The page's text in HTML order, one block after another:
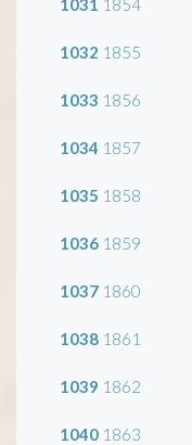
1032 1855
1033 1856
1034 1857
1035 1858
1036 1859
1037 1860
1038 1861
1039 1862
1040 1863